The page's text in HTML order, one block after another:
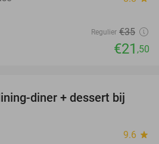
Regulier €35
€21 ,50
37%
diner + dessert bij
9.6 star